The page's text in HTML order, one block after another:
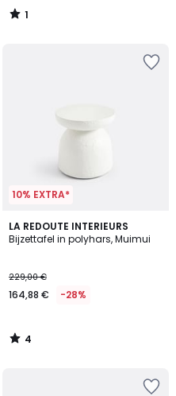
1
/
10% EXTRA*
LA REDOUTE INTERIEURS
Bijzettafel in polyhars, Muimui
229,00 €
164,88 € -28%
4
/
4
/